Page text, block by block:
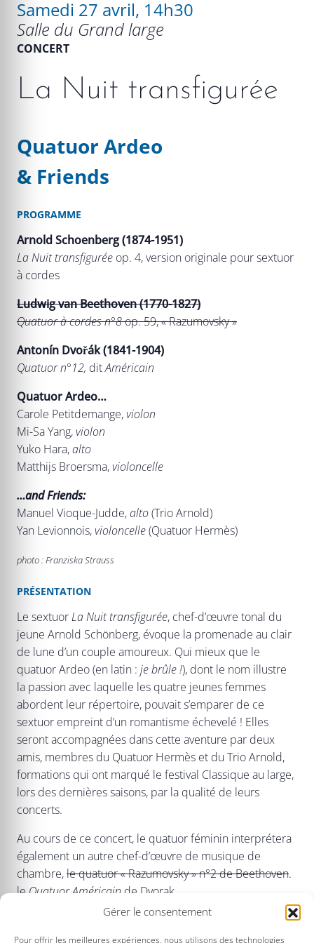
Gérer le consentement
Pour offrir les meilleures expériences, nous utilisons des technologies
Samedi 27 avril, 14h30
Salle du Grand large
CONCERT
La Nuit transfigurée
Quatuor Ardeo
& Friends
PROGRAMME
Arnold Schoenberg (1874-1951)
La Nuit transfigurée op. 4, version originale pour sextuor
à cordes
Ludwig van Beethoven (1770-1827)
Quatuor à cordes n°8op. 59, « Razumovsky »
Antonín Dvořák (1841-1904)
Quatuor n°12, ditAméricain
Quatuor Ardeo…
Carole Petitdemange,violon
Mi-Sa Yang,violon
Yuko Hara,alto
Matthijs Broersma,violoncelle
…and Friends:
Manuel Vioque-Judde,alto(Trio Arnold)
Yan Levionnois,violoncelle(Quatuor Hermès)
photo : Franziska Strauss
PRÉSENTATION
Le sextuorLa Nuit transfigurée, chef-d’œuvre tonal du
jeune Arnold Schönberg, évoque la promenade au clair
de lune d’un couple amoureux. Qui mieux que le
quatuor Ardeo (en latin : je brûle!), dont le nom illustre
la passion avec laquelle les quatre jeunes femmes
abordent leur répertoire, pouvait s’emparer de ce
sextuor empreint d’un romantisme échevelé ! Elles
seront accompagnées dans cette aventure par deux
amis, membres du Quatuor Hermès et du Trio Arnold,
formations qui ont marqué le festival Classique au large,
lors des dernières saisons, par la qualité de leurs
concerts.
Au cours de ce concert, le quatuor féminin interprétera
également un autre chef-d’œuvre de musique de
chambre,le quatuor « Razumovsky »n°2 de Beethoven.
leQuatuor Américain de Dvorak.
Suite à des problèmes de santé, la violoncelliste
Joëlle Martinez du quatuor Ardeo ne pourra être